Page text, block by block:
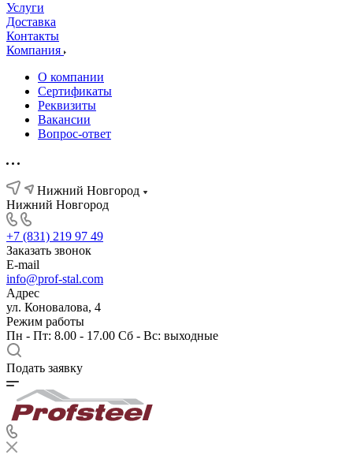
Услуги
Доставка
Контакты
Компания
О компании
Сертификаты
Реквизиты
Вакансии
Вопрос-ответ
Нижний Новгород
Нижний Новгород
+7 (831) 219 97 49
Заказать звонок
E-mail
info@prof-stal.com
Адрес
ул. Коновалова, 4
Режим работы
Пн - Пт: 8.00 - 17.00 Сб - Вс: выходные
Подать заявку